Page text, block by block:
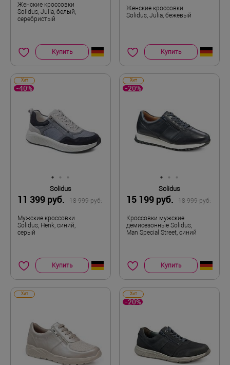
Женские кроссовки
Solidus, Julia, белый,
серебристый
Купить
Женские кроссовки
Solidus, Julia, бежевый
Купить
Хит
-40%
Solidus
11 399 руб. 18 999 руб.
Мужские кроссовки
Solidus, Henk, синий,
серый
Купить
Хит
-20%
Solidus
15 199 руб. 18 999 руб.
Кроссовки мужские
демисезонные Solidus,
Man Special Street, синий
Купить
Хит Хит
-20%